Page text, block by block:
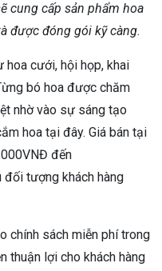
cung cấp sản phẩm hoa
được đóng gói kỹ càng.
hoa cưới, hội họp, khai
bó hoa được chăm
nhờ vào sự sáng tạo
hoa tại đây. Giá bán tại
đến
đối tượng khách hàng
chính sách miễn phí trong
thuận lợi cho khách hàng